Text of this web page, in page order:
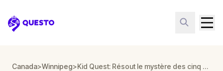
Questo
Canada>Winnipeg> Kid Quest: Résout le mystère des cinq sens perdus à Winnipeg